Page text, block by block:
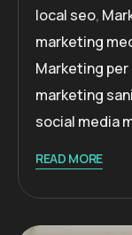
local seo,
marketing
Marketing
marketing
social media
READ MORE